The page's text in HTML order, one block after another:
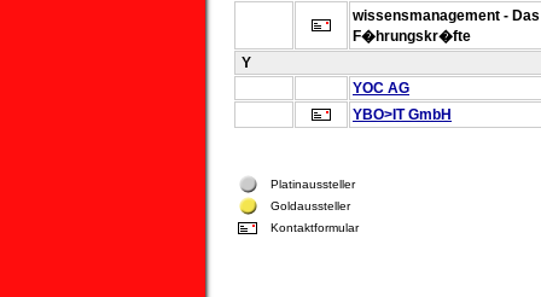
wissensmanagement -
F�hrungskr�fte
Y
YOC AG
YBO>IT GmbH
Platinaussteller
Goldaussteller
Kontaktformular